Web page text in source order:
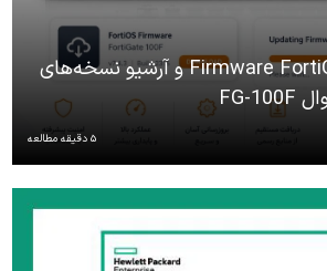
دانلود Firmware FortiGate 100F و آرشیو نسخه‌های
5 دقیقه مطالعه